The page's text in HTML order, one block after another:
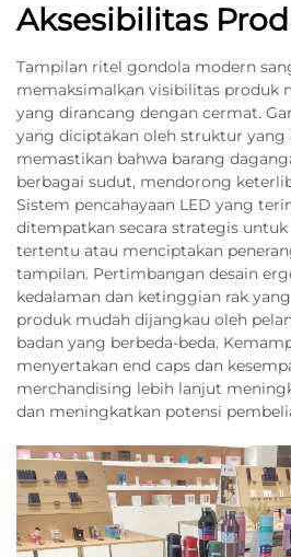
Aksesibilitas
Tampilan ritel gondola modern
memaksimalkan visibilitas produk
yang dirancang dengan cermat.
yang diciptakan oleh struktur yang
memastikan bahwa barang
berbagai sudut, mendorong
Sistem pencahayaan LED yang
ditempatkan secara strategis
tertentu atau menciptakan
tampilan. Pertimbangan desain
kedalaman dan ketinggian rak
produk mudah dijangkau oleh
badan yang berbeda-beda.
menyertakan end caps dan
merchandising lebih lanjut
dan meningkatkan potensi